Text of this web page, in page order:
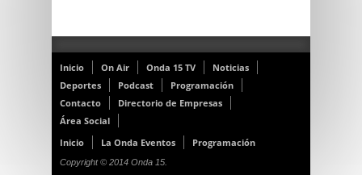
Inicio On Air Onda 15 TV
Noticias
Deportes
Podcast
Programación
Contacto
Directorio de Empresas
Área Social
Inicio
La Onda Eventos Programación
Copyright © 2014 Onda 15.